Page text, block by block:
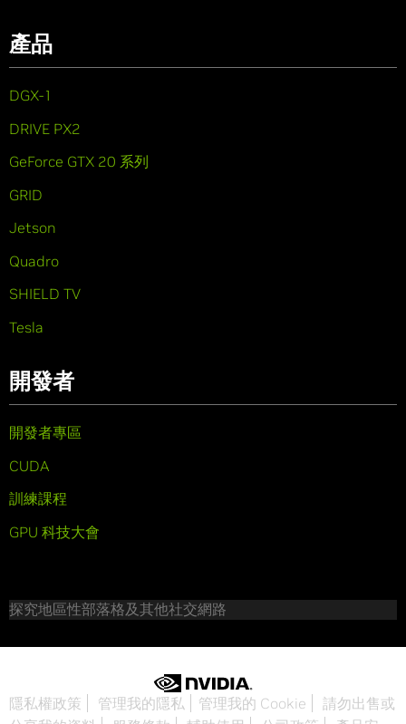
產品
DGX-1
DRIVE PX2
GeForce GTX 20 系列
GRID
Jetson
Quadro
SHIELD TV
Tesla
開發者
開發者專區
CUDA
訓練課程
GPU 科技大會
探究地區性部落格及其他社交網路
隱私權政策 管理我的隱私 管理我的 Cookie
請勿出售或